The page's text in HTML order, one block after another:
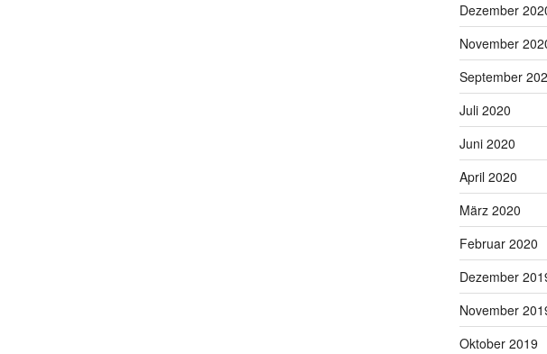
Dezember
November
September
Juli 2020
Juni 2020
April 2020
März 2020
Februar 2020
Dezember
November
Oktober 2019